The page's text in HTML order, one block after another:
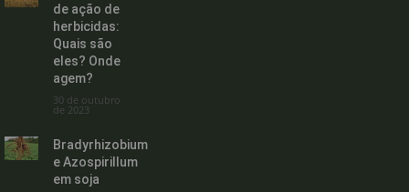
de ação de
herbicidas:
Quais são
eles? Onde
agem?
30 de outubro
de 2023
Bradyrhizobium
e Azospirillum
em soja